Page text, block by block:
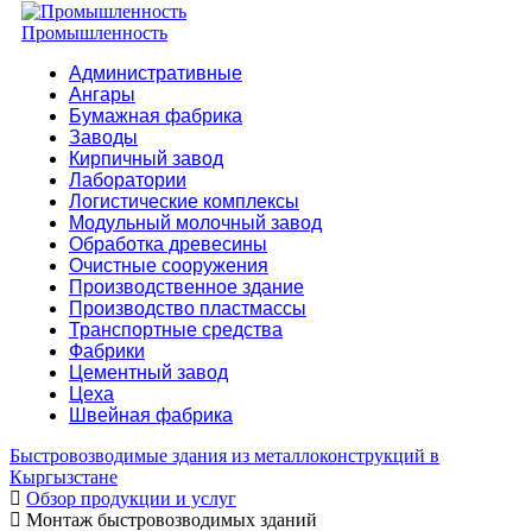
Промышленность
Административные
Ангары
Бумажная фабрика
Заводы
Кирпичный завод
Лаборатории
Логистические комплексы
Модульный молочный завод
Обработка древесины
Очистные сооружения
Производственное здание
Производство пластмассы
Транспортные средства
Фабрики
Цементный завод
Цеха
Швейная фабрика
Быстровозводимые здания из металлоконструкций в
Кыргызстане
Обзор продукции и услуг
Монтаж быстровозводимых зданий